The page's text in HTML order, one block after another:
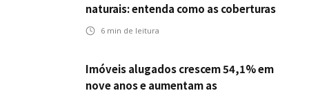
naturais: entenda como as coberturas
protegem contra danos causados por
6 min de leitura
Imóveis alugados crescem 54,1% em
nove anos e aumentam as